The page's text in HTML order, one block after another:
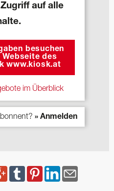
auf alle
besuchen
des
www.kiosk.at
im Überblick
» Anmelden